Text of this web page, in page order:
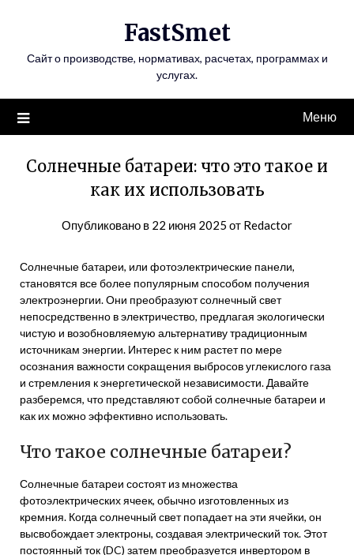
FastSmet
Сайт о производстве, нормативах, расчетах, программах и
услугах.
Меню
Солнечные батареи: что это такое и
как их использовать
Опубликовано в 22 июня 2025 от Redactor
Солнечные батареи, или фотоэлектрические панели,
становятся все более популярным способом получения
электроэнергии. Они преобразуют солнечный свет
непосредственно в электричество, предлагая экологически
чистую и возобновляемую альтернативу традиционным
источникам энергии. Интерес к ним растет по мере
осознания важности сокращения выбросов углекислого газа
и стремления к энергетической независимости. Давайте
разберемся, что представляют собой солнечные батареи и
как их можно эффективно использовать.
Что такое солнечные батареи?
Солнечные батареи состоят из множества
фотоэлектрических ячеек, обычно изготовленных из
кремния. Когда солнечный свет попадает на эти ячейки, он
высвобождает электроны, создавая электрический ток. Этот
постоянный ток (DC) затем преобразуется инвертором в